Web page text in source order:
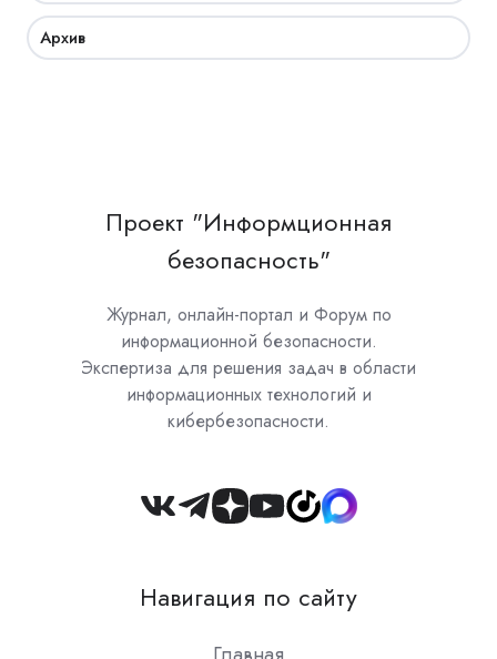
Архив
Проект "Информционная
безопасность"
Журнал, онлайн-портал и Форум по
информационной безопасности.
Экспертиза для решения задач в области
информационных технологий и
кибербезопасности.
Join
Slack
Навигация по сайту